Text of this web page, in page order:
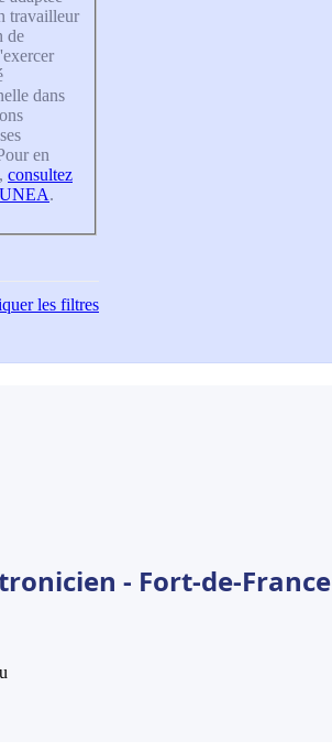
travailleur
de
dans
en
consultez
.
les filtres
- Fort-de-France